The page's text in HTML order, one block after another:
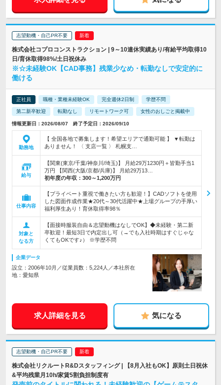
志望動機・自己PR不要
株式会社コプロコンストラクション | 9～10連休実績あり/有給平均取得10
日/育休取得98%/土日祝休み
※☆未経験OK【CAD事務】残業少なめ・転勤なしで安定的に
働ける
正社員 職種・業種未経験OK 完全週休2日制 学歴不問
第二新卒歓迎 転勤なし リモートワーク可 女性のおしごと掲載中
情報更新日：2026/08/07 終了予定日：2026/09/10
勤務地
【 全国各地で募集します！希望エリアで通勤可能 】 ▼転勤は
ありません！ 〈 支店一覧 〉 札幌支…
給与
【関東(東京/千葉/神奈川/埼玉)】 月給29万1230円＋皆勤手当1
万円 【関西(大阪/京都/兵庫)】 月給29万13…
初年度の年収： 300～1,200万円
仕事内容
【プライベート重視で働きたい方も歓迎！】CADソフトを使用
した図面作成作業★20代～30代活躍中★上場グループの手厚い
福利厚生あり！育休取得率98％
対象と
なる方
【面接時服装自由＆志望動機はなしでOK】◆未経験・第二新
卒歓迎！最短3日で内定出し可（→でも入社時期はすぐじゃな
くてもOKです♪） ※学歴不問
企業データ
設立：2006年10月／従業員数：5,224人／本社所在
地：愛知県
求人詳細を見る 気になる
志望動機・自己PR不要
株式会社リクルートR&Dスタッフィング | 【8月入社もOK】原則土日祝休
&平均残業月10h/家賃5割負担制度有